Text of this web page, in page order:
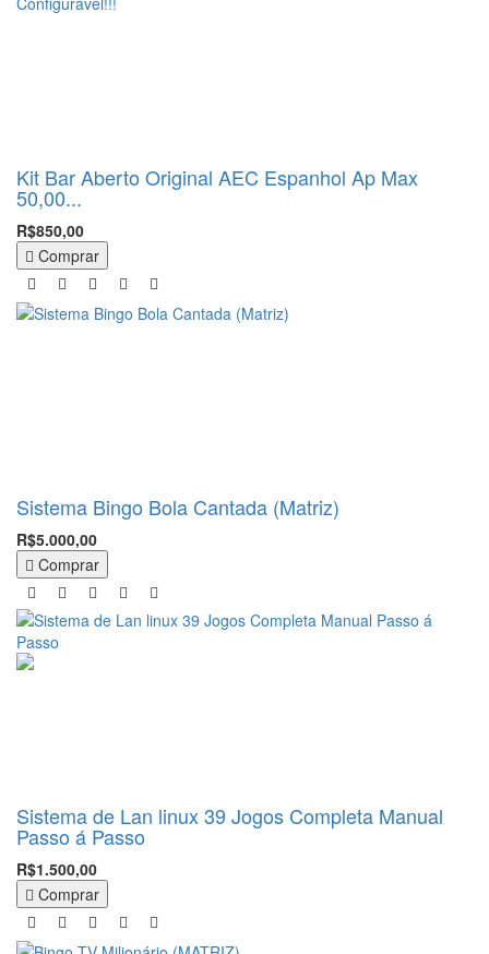
Kit Bar Aberto Original AEC Espanhol Ap Max
50,00...
R$850,00
Comprar
Sistema Bingo Bola Cantada (Matriz)
R$5.000,00
Comprar
Sistema de Lan linux 39 Jogos Completa Manual
Passo á Passo
R$1.500,00
Comprar